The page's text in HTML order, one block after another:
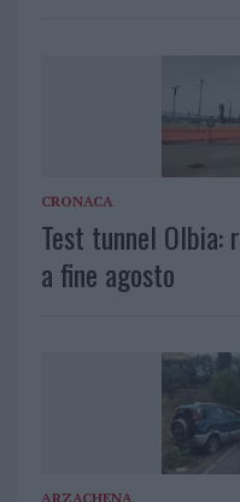
CRONACA
Test tunnel Olbia:
a fine agosto
ARZACHENA